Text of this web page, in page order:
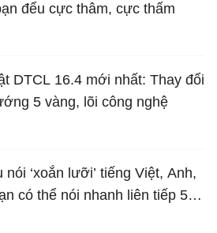
đểu cực thâm, cực thấm
DTCL 16.4 mới nhất: Thay đổi
5 vàng, lõi công nghệ
nói ‘xoắn lưỡi’ tiếng Việt, Anh,
có thể nói nhanh liên tiếp 5